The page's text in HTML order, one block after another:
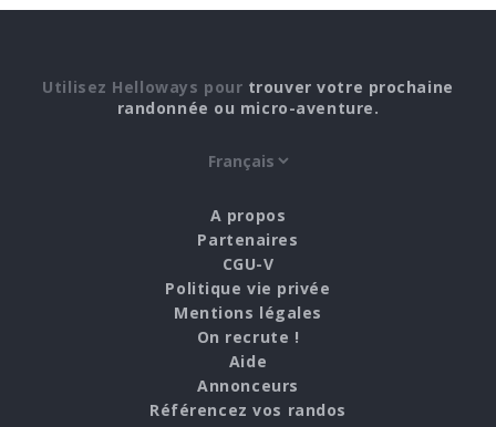
Utilisez Helloways pour trouver votre prochaine
randonnée ou micro-aventure.
A propos
Partenaires
CGU-V
Politique vie privée
Mentions légales
On recrute !
Aide
Annonceurs
Référencez vos randos